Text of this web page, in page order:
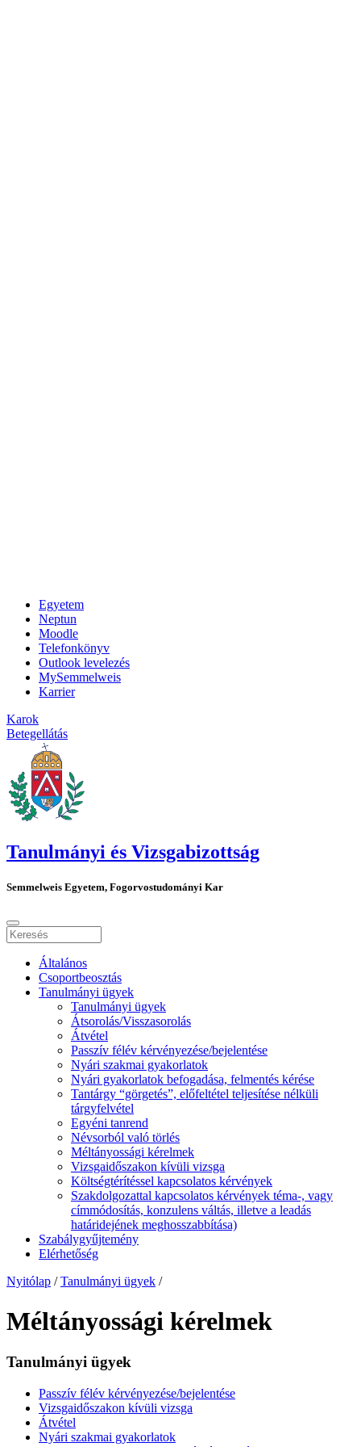
Egyetem
Neptun
Moodle
Telefonkönyv
Outlook levelezés
MySemmelweis
Karrier
Karok
Betegellátás
Tanulmányi és Vizsgabizottság
Semmelweis Egyetem, Fogorvostudományi Kar
Általános
Csoportbeosztás
Tanulmányi ügyek
Tanulmányi ügyek
Átsorolás/Visszasorolás
Átvétel
Passzív félév kérvényezése/bejelentése
Nyári szakmai gyakorlatok
Nyári gyakorlatok befogadása, felmentés kérése
Tantárgy “görgetés”, előfeltétel teljesítése nélküli
tárgyfelvétel
Egyéni tanrend
Névsorból való törlés
Méltányossági kérelmek
Vizsgaidőszakon kívüli vizsga
Költségtérítéssel kapcsolatos kérvények
Szakdolgozattal kapcsolatos kérvények téma-, vagy
címmódosítás, konzulens váltás, illetve a leadás
határidejének meghosszabbítása)
Szabálygyűjtemény
Elérhetőség
Nyitólap / Tanulmányi ügyek /
Méltányossági kérelmek
Tanulmányi ügyek
Passzív félév kérvényezése/bejelentése
Vizsgaidőszakon kívüli vizsga
Átvétel
Nyári szakmai gyakorlatok